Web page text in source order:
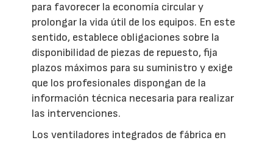
para favorecer la economía circular y
prolongar la vida útil de los equipos. En este
sentido, establece obligaciones sobre la
disponibilidad de piezas de repuesto, fija
plazos máximos para su suministro y exige
que los profesionales dispongan de la
información técnica necesaria para realizar
las intervenciones.
Los ventiladores integrados de fábrica en